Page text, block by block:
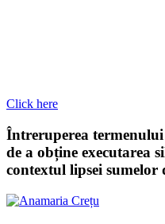
Click here
Întreruperea
de a obține executarea
contextul lipsei